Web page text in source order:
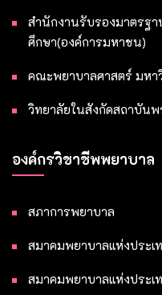
สำนักงานรับรองมาตรฐ
ศึกษา(องค์การมหาชน)
คณะพยาบาลศาสตร์ มหา
วิทยาลัยในสังกัดสถาบัน
องค์กรวิชาชีพพยาบาล
สภาการพยาบาล
สมาคมพยาบาลแห่งประเ
สมาคมพยาบาลแห่งประเ